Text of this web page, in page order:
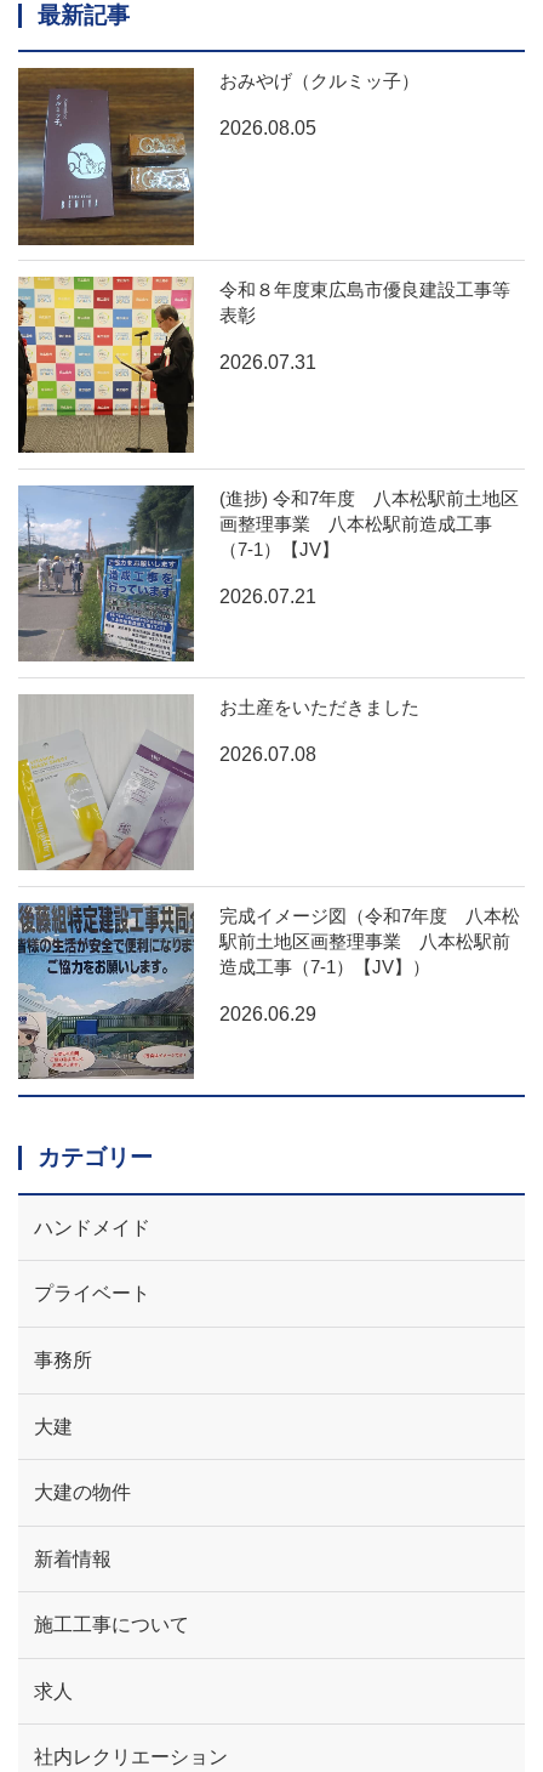
最新記事
おみやげ（クルミッ子）
2026.08.05
令和８年度東広島市優良建設工事等
表彰
2026.07.31
(進捗) 令和7年度 八本松駅前土地区
画整理事業 八本松駅前造成工事
（7-1）【JV】
2026.07.21
お土産をいただきました
2026.07.08
完成イメージ図（令和7年度 八本松
駅前土地区画整理事業 八本松駅前
造成工事（7-1）【JV】）
2026.06.29
カテゴリー
ハンドメイド
プライベート
事務所
大建
大建の物件
新着情報
施工工事について
求人
社内レクリエーション